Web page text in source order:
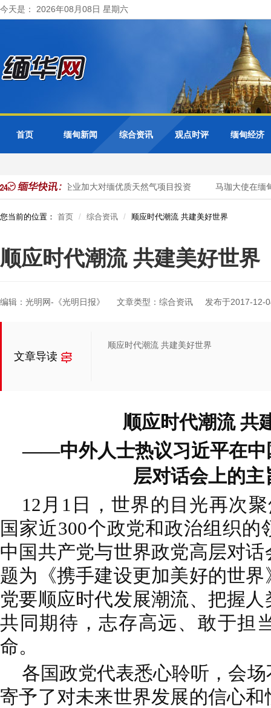
今天是： 2026年08月08日 星期六
首页 缅甸新闻 综合资讯 观点时评 缅甸经济
缅甸邀请泰国企业加大对缅优质天然气项目投资 马珈大使在缅甸
您当前的位置： 首页 综合资讯 顺应时代潮流 共建美好世界
顺应时代潮流 共建美好世界
编辑：光明网-《光明日报》 文章类型：综合资讯 发布于2017-12-
文章导读
顺应时代潮流 共建美好世界
顺应时代潮流 共
——中外人士热议习近平在中
层对话会上的主
12月1日，世界的目光再次
国家近300个政党和政治组织
中国共产党与世界政党高层对
题为《携手建设更加美好的世
党要顺应时代发展潮流、把握
共同期待，志存高远、敢于担
命。
各国政党代表悉心聆听，会
寄予了对未来世界发展的信心